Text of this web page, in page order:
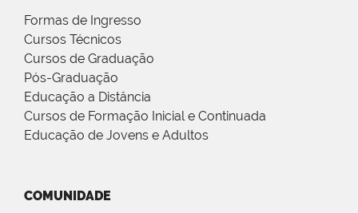
Formas de Ingresso
Cursos Técnicos
Cursos de Graduação
Pós-Graduação
Educação a Distância
Cursos de Formação Inicial e Continuada
Educação de Jovens e Adultos
COMUNIDADE